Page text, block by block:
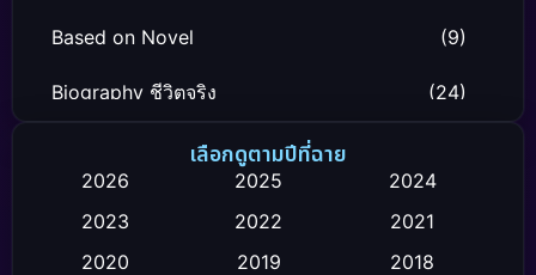
Based on Novel (9)
Biography ชีวิตจริง (24)
Comedy ตลก (119)
เลือกดูตามปีที่ฉาย
2026 2025
2024
2023
2022
2021
2020
2019
2018